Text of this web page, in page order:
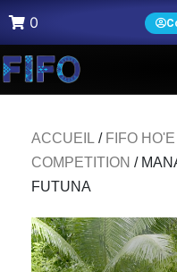
0
ACCUEIL / FIFO HO'E
COMPETITION /
FUTUNA